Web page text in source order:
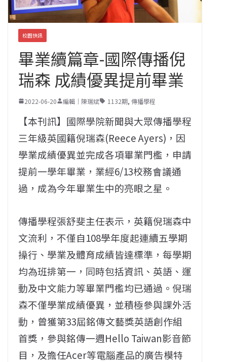
校園快訊
畢業續篇章-國際傳播倪
瑞森 成績優異提前畢業
2022-06-20 編輯｜陳瑞斌 1132期, 傳播學程
【本刊訊】國際學院新聞與大眾傳播學程
三年級英國籍倪瑞森(Reece Ayers)，因
學業成績優異並完成各項畢業門檻，申請
提前一學年畢業，業經6/13校務會議通
過，成為今年畢業生中的亮眼之星。
傳播學程張舒斐主任表示，英籍倪瑞森中
文流利，不僅自108學年度起連續五學期
操行、學業及體育成績皆達標準，每學期
均為班排第一，同時包括資訊、英語、運
動及中文能力等畢業門檻均已通過。倪瑞
森不僅學業成績優異，並積極參與課外活
動，曾獲第33屆銘傳文藝獎英語創作組
首獎，參與銘傳一週Hello Taiwan影音節
目，及擔任Acer等電腦產品的廣告模特